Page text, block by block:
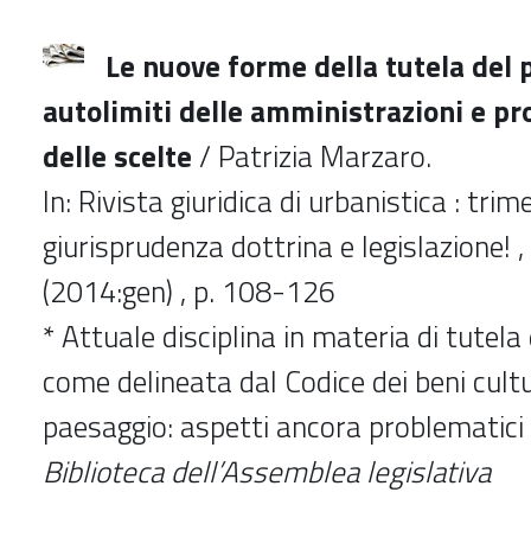
Le nuove forme della tutela del
autolimiti delle amministrazioni e
delle scelte / Patrizia Marzaro.
In: Rivista giuridica di urbanistica :
giurisprudenza dottrina e legislazione!
(2014:gen) , p. 108-126
* Attuale disciplina in materia di tutela
come delineata dal Codice dei beni
paesaggio: aspetti ancora
Biblioteca dell’Assemblea legislativa